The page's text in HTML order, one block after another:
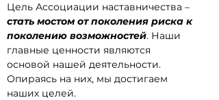
Цель Ассоциации наставничества –
стать мостом от поколения риска к
поколению возможностей. Наши
главные ценности являются
основой нашей деятельности.
Опираясь на них, мы достигаем
наших целей.